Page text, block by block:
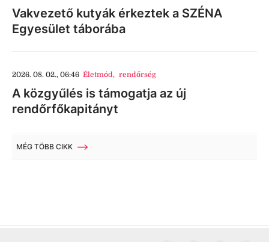
Vakvezető kutyák érkeztek a SZÉNA
Egyesület táborába
2026. 08. 02., 06:46 Életmód, rendőrség
A közgyűlés is támogatja az új
rendőrfőkapitányt
MÉG TÖBB CIKK